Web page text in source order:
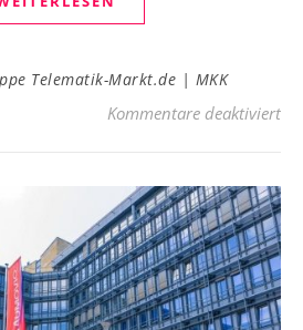
Telematik-Markt.de | MKK
Kommentare deaktiviertfür